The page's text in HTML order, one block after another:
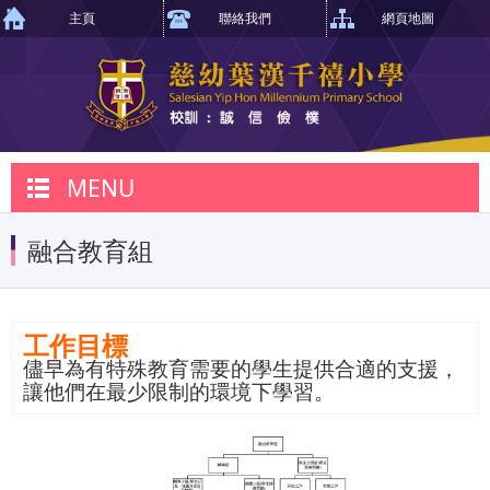
主頁 聯絡我們 網頁地圖
MENU
融合教育組
工作目標
儘早為有特殊教育需要的學生提供合適的支援，
讓他們在最少限制的環境下學習。